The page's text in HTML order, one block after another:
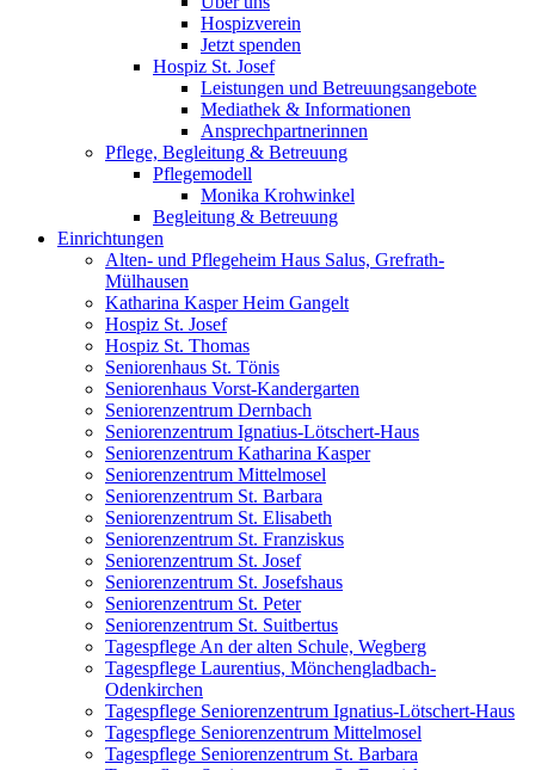
Hospizverein
Jetzt spenden
Hospiz St. Josef
Leistungen und Betreuungsangebote
Mediathek & Informationen
Ansprechpartnerinnen
Pflege, Begleitung & Betreuung
Pflegemodell
Monika Krohwinkel
Begleitung & Betreuung
Einrichtungen
Alten- und Pflegeheim Haus Salus, Grefrath-
Mülhausen
Katharina Kasper Heim Gangelt
Hospiz St. Josef
Hospiz St. Thomas
Seniorenhaus St. Tönis
Seniorenhaus Vorst-Kandergarten
Seniorenzentrum Dernbach
Seniorenzentrum Ignatius-Lötschert-Haus
Seniorenzentrum Katharina Kasper
Seniorenzentrum Mittelmosel
Seniorenzentrum St. Barbara
Seniorenzentrum St. Elisabeth
Seniorenzentrum St. Franziskus
Seniorenzentrum St. Josef
Seniorenzentrum St. Josefshaus
Seniorenzentrum St. Peter
Seniorenzentrum St. Suitbertus
Tagespflege An der alten Schule, Wegberg
Tagespflege Laurentius, Mönchengladbach-
Odenkirchen
Tagespflege Seniorenzentrum Ignatius-Lötschert-Haus
Tagespflege Seniorenzentrum Mittelmosel
Tagespflege Seniorenzentrum St. Barbara